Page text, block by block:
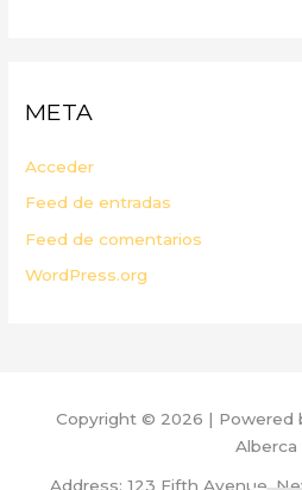
META
Acceder
Feed de entradas
Feed de comentarios
WordPress.org
Copyright © 2026 | Powered
Alberca
Address: 123 Fifth Avenue,